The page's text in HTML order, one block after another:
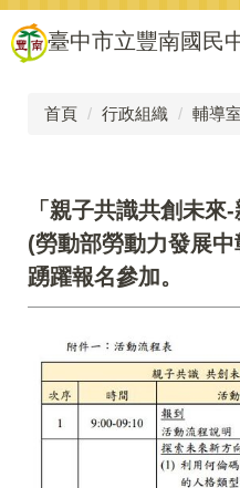
跳
到
主
臺中市立豐南國民
首頁 行政組織 輔導室
「親子共識共創未來
(勞動部勞動力發展
踴躍報名參加。